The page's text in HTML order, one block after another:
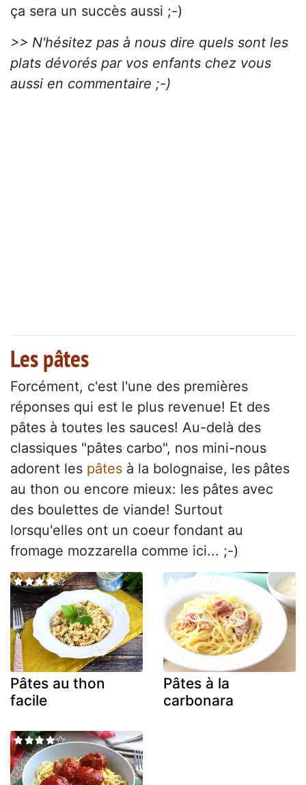
ça sera un succès aussi ;-)
>> N'hésitez pas à nous dire quels sont les
plats dévorés par vos enfants chez vous
aussi en commentaire ;-)
Les pâtes
Forcément, c'est l'une des premières
réponses qui est le plus revenue! Et des
pâtes à toutes les sauces! Au-delà des
classiques "pâtes carbo", nos mini-nous
adorent les pâtes à la bolognaise, les pâtes
au thon ou encore mieux: les pâtes avec
des boulettes de viande! Surtout
lorsqu'elles ont un coeur fondant au
fromage mozzarella comme ici... ;-)
Pâtes au thon
facile
Pâtes à la
carbonara